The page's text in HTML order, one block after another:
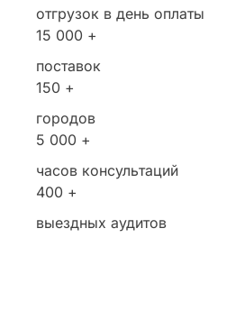
отгрузок в день оплаты
15 000 +
поставок
150 +
городов
5 000 +
часов консультаций
400 +
выездных аудитов